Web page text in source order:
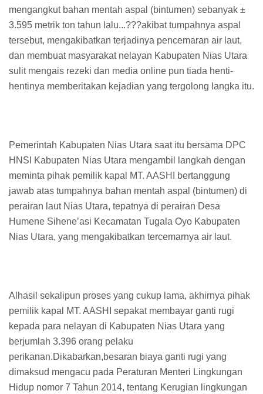
mengangkut bahan mentah aspal (bintumen) sebanyak ±
3.595 metrik ton tahun lalu...???akibat tumpahnya aspal
tersebut, mengakibatkan terjadinya pencemaran air laut,
dan membuat masyarakat nelayan Kabupaten Nias Utara
sulit mengais rezeki dan media online pun tiada henti-
hentinya memberitakan kejadian yang tergolong langka itu.
Pemerintah Kabupaten Nias Utara saat itu bersama DPC
HNSI Kabupaten Nias Utara mengambil langkah dengan
meminta pihak pemilik kapal MT. AASHI bertanggung
jawab atas tumpahnya bahan mentah aspal (bintumen) di
perairan laut Nias Utara, tepatnya di perairan Desa
Humene Sihene’asi Kecamatan Tugala Oyo Kabupaten
Nias Utara, yang mengakibatkan tercemarnya air laut.
Alhasil sekalipun proses yang cukup lama, akhirnya pihak
pemilik kapal MT. AASHI sepakat membayar ganti rugi
kepada para nelayan di Kabupaten Nias Utara yang
berjumlah 3.396 orang pelaku
perikanan.Dikabarkan,besaran biaya ganti rugi yang
dimaksud mengacu pada Peraturan Menteri Lingkungan
Hidup nomor 7 Tahun 2014, tentang Kerugian lingkungan